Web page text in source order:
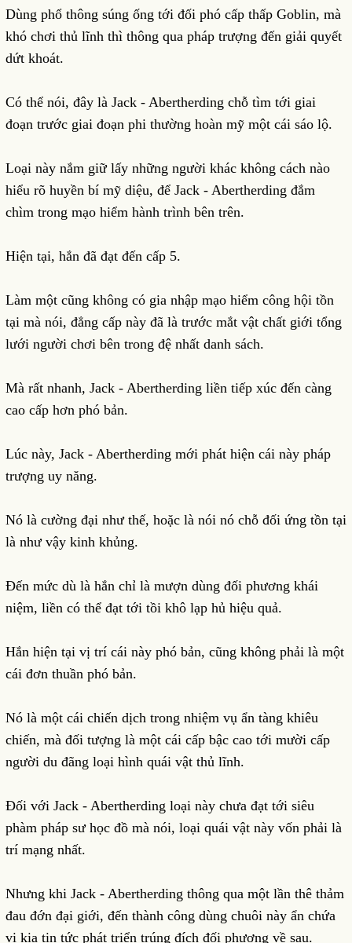
Dùng phổ thông súng ống tới đối phó cấp thấp Goblin, mà
khó chơi thủ lĩnh thì thông qua pháp trượng đến giải quyết
dứt khoát.
Có thể nói, đây là Jack - Abertherding chỗ tìm tới giai
đoạn trước giai đoạn phi thường hoàn mỹ một cái sáo lộ.
Loại này nắm giữ lấy những người khác không cách nào
hiểu rõ huyền bí mỹ diệu, để Jack - Abertherding đắm
chìm trong mạo hiểm hành trình bên trên.
Hiện tại, hắn đã đạt đến cấp 5.
Làm một cũng không có gia nhập mạo hiểm công hội tồn
tại mà nói, đẳng cấp này đã là trước mắt vật chất giới tổng
lưới người chơi bên trong đệ nhất danh sách.
Mà rất nhanh, Jack - Abertherding liền tiếp xúc đến càng
cao cấp hơn phó bản.
Lúc này, Jack - Abertherding mới phát hiện cái này pháp
trượng uy năng.
Nó là cường đại như thế, hoặc là nói nó chỗ đối ứng tồn tại
là như vậy kinh khủng.
Đến mức dù là hắn chỉ là mượn dùng đối phương khái
niệm, liền có thể đạt tới tồi khô lạp hủ hiệu quả.
Hắn hiện tại vị trí cái này phó bản, cũng không phải là một
cái đơn thuần phó bản.
Nó là một cái chiến dịch trong nhiệm vụ ẩn tàng khiêu
chiến, mà đối tượng là một cái cấp bậc cao tới mười cấp
người du đãng loại hình quái vật thủ lĩnh.
Đối với Jack - Abertherding loại này chưa đạt tới siêu
phàm pháp sư học đồ mà nói, loại quái vật này vốn phải là
trí mạng nhất.
Nhưng khi Jack - Abertherding thông qua một lần thê thảm
đau đớn đại giới, đến thành công dùng chuôi này ẩn chứa
vị kia tin tức phát triển trúng đích đối phương về sau.